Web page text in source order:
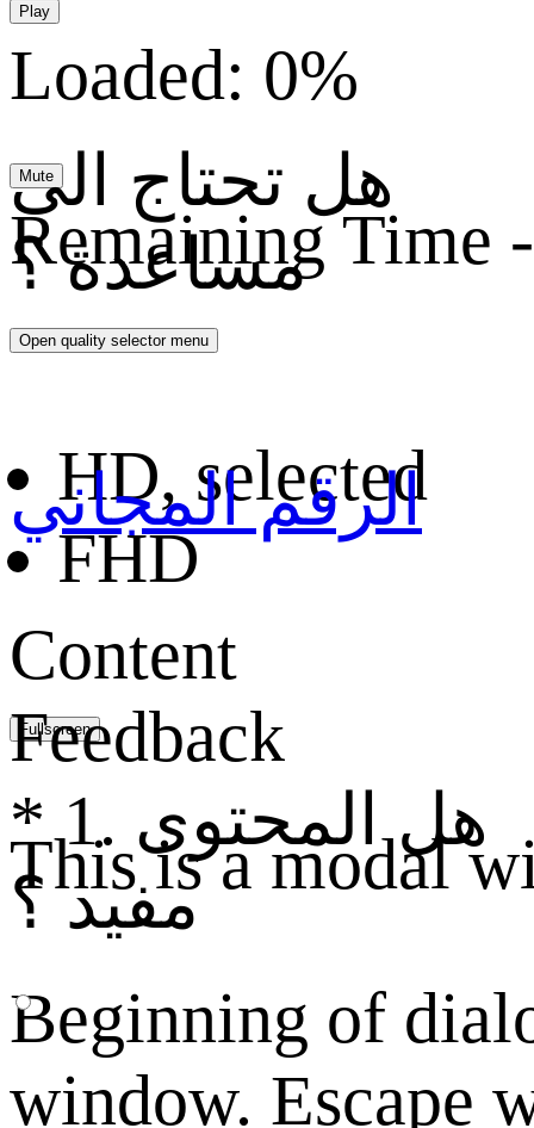
Play
Loaded: 0%
Mute
Remaining Time -
Open quality selector menu
HD, selected
FHD
Fullscreen
This is a modal
Beginning of
window. Escape
هل تحتاج الى
مساعدة ؟
الرقم المجاني
Content
Feedback
* 1. هل المحتوى
مفيد ؟